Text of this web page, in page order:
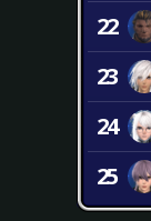
22
23
24
25